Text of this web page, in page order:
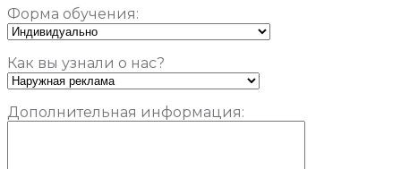
Форма обучения:
Как вы узнали о нас?
Дополнительная информация: